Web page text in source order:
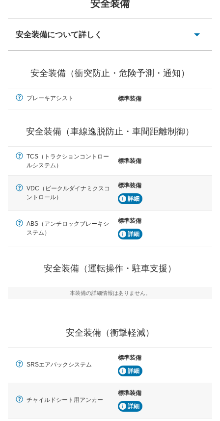
一般的な荷物のサイズの目安
安全装備
安全装備について詳しく
ーキアシスト、ABSなどが装備されています。
見えにくい場所に潜む危険を予測・通知するためのシス
車線逸脱防止
車間距離制御
ブ・クルーズ・コントロールなどが装備されています。
駐車をスムーズに行うためにインテリジェンスパーキン
グ・アシストやサイドブラインドモニターなどが装備さ
るSRSエアバッグシステム、プリテンショナーシートベ
安全装備（衝突防止・危険予測・通知）
ブレーキアシスト 標準装備
安全装備（車線逸脱防止・車間距離制御）
TCS（トラクションコントロー
ルシステム）
標準装備
VDC（ビークルダイナミクスコ
ントロール）
標準装備
詳細
ABS（アンチロックブレーキシ
ステム）
標準装備
詳細
安全装備（運転操作・駐車支援）
本装備の詳細情報はありません。
安全装備（衝撃軽減）
SRSエアバックシステム
標準装備
詳細
チャイルドシート用アンカー
標準装備
詳細